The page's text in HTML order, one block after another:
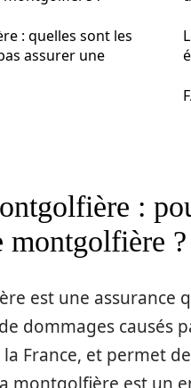
: quelles sont les
assurer une
:
montgolfière ?
est une
dommages causés
France, et permet